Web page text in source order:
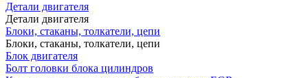
Детали двигателя
Детали двигателя
Блоки, стаканы, толкатели, цепи
Блоки, стаканы, толкатели, цепи
Блок двигателя
Болт головки блока цилиндров